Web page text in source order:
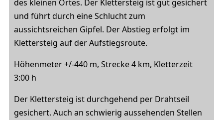
des kleinen Ortes. Der Klettersteig ist gut gesichert
und führt durch eine Schlucht zum
aussichtsreichen Gipfel. Der Abstieg erfolgt im
Klettersteig auf der Aufstiegsroute.
Höhenmeter +/-440 m, Strecke 4 km, Kletterzeit
3:00 h
Der Klettersteig ist durchgehend per Drahtseil
gesichert. Auch an schwierig aussehenden Stellen